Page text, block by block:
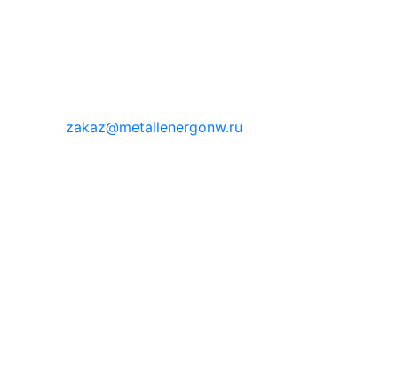
zakaz@metallenergonw.ru